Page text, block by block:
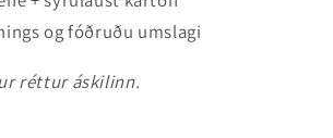
og fóðruðu umslagi
réttur áskilinn.